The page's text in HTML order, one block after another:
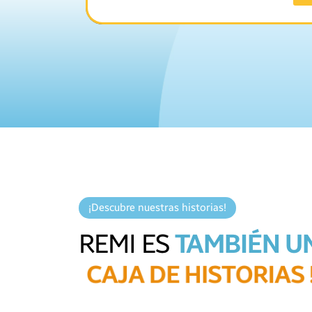
¡Descubre nuestras historias!
REMI ESTAMBIÉN
CAJA DE HISTORIAS